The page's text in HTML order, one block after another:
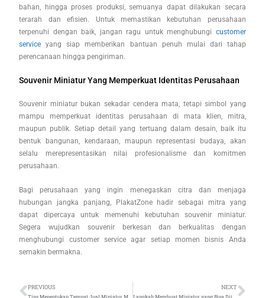
bahan, hingga proses produksi, semuanya dapat dilakukan secara
terarah dan efisien. Untuk memastikan kebutuhan perusahaan
terpenuhi dengan baik, jangan ragu untuk menghubungi customer
service yang siap memberikan bantuan penuh mulai dari tahap
perencanaan hingga pengiriman.
Souvenir Miniatur Yang Memperkuat Identitas Perusahaan
Souvenir miniatur bukan sekadar cendera mata, tetapi simbol yang
mampu memperkuat identitas perusahaan di mata klien, mitra,
maupun publik. Setiap detail yang tertuang dalam desain, baik itu
bentuk bangunan, kendaraan, maupun representasi budaya, akan
selalu merepresentasikan nilai profesionalisme dan komitmen
perusahaan.
Bagi perusahaan yang ingin menegaskan citra dan menjaga
hubungan jangka panjang, PlakatZone hadir sebagai mitra yang
dapat dipercaya untuk memenuhi kebutuhan souvenir miniatur.
Segera wujudkan souvenir berkesan dan berkualitas dengan
menghubungi customer service agar setiap momen bisnis Anda
semakin bermakna.
PREVIOUS NEXT